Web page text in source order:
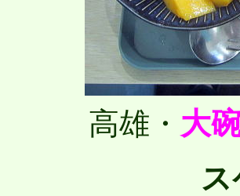
高雄・ 大